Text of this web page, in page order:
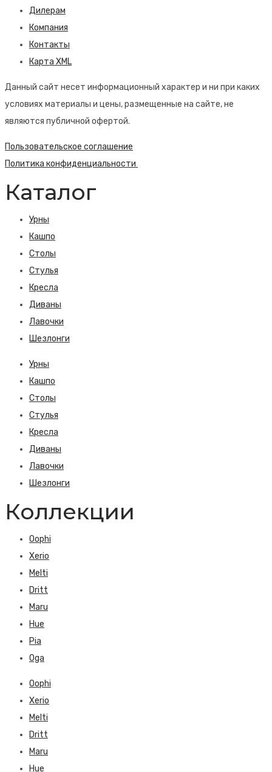
Дилерам
Компания
Контакты
Карта XML
Данный сайт несет информационный характер и ни при каких
условиях материалы и цены, размещенные на сайте, не
являются публичной офертой.
Пользовательское соглашение
Политика конфиденциальности
Каталог
Урны
Кашпо
Столы
Стулья
Кресла
Диваны
Лавочки
Шезлонги
Урны
Кашпо
Столы
Стулья
Кресла
Диваны
Лавочки
Шезлонги
Коллекции
Oophi
Xerio
Melti
Dritt
Maru
Hue
Pia
Oga
Oophi
Xerio
Melti
Dritt
Maru
Hue